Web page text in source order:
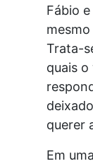
Fábio
Trata-
quais
querer
Em